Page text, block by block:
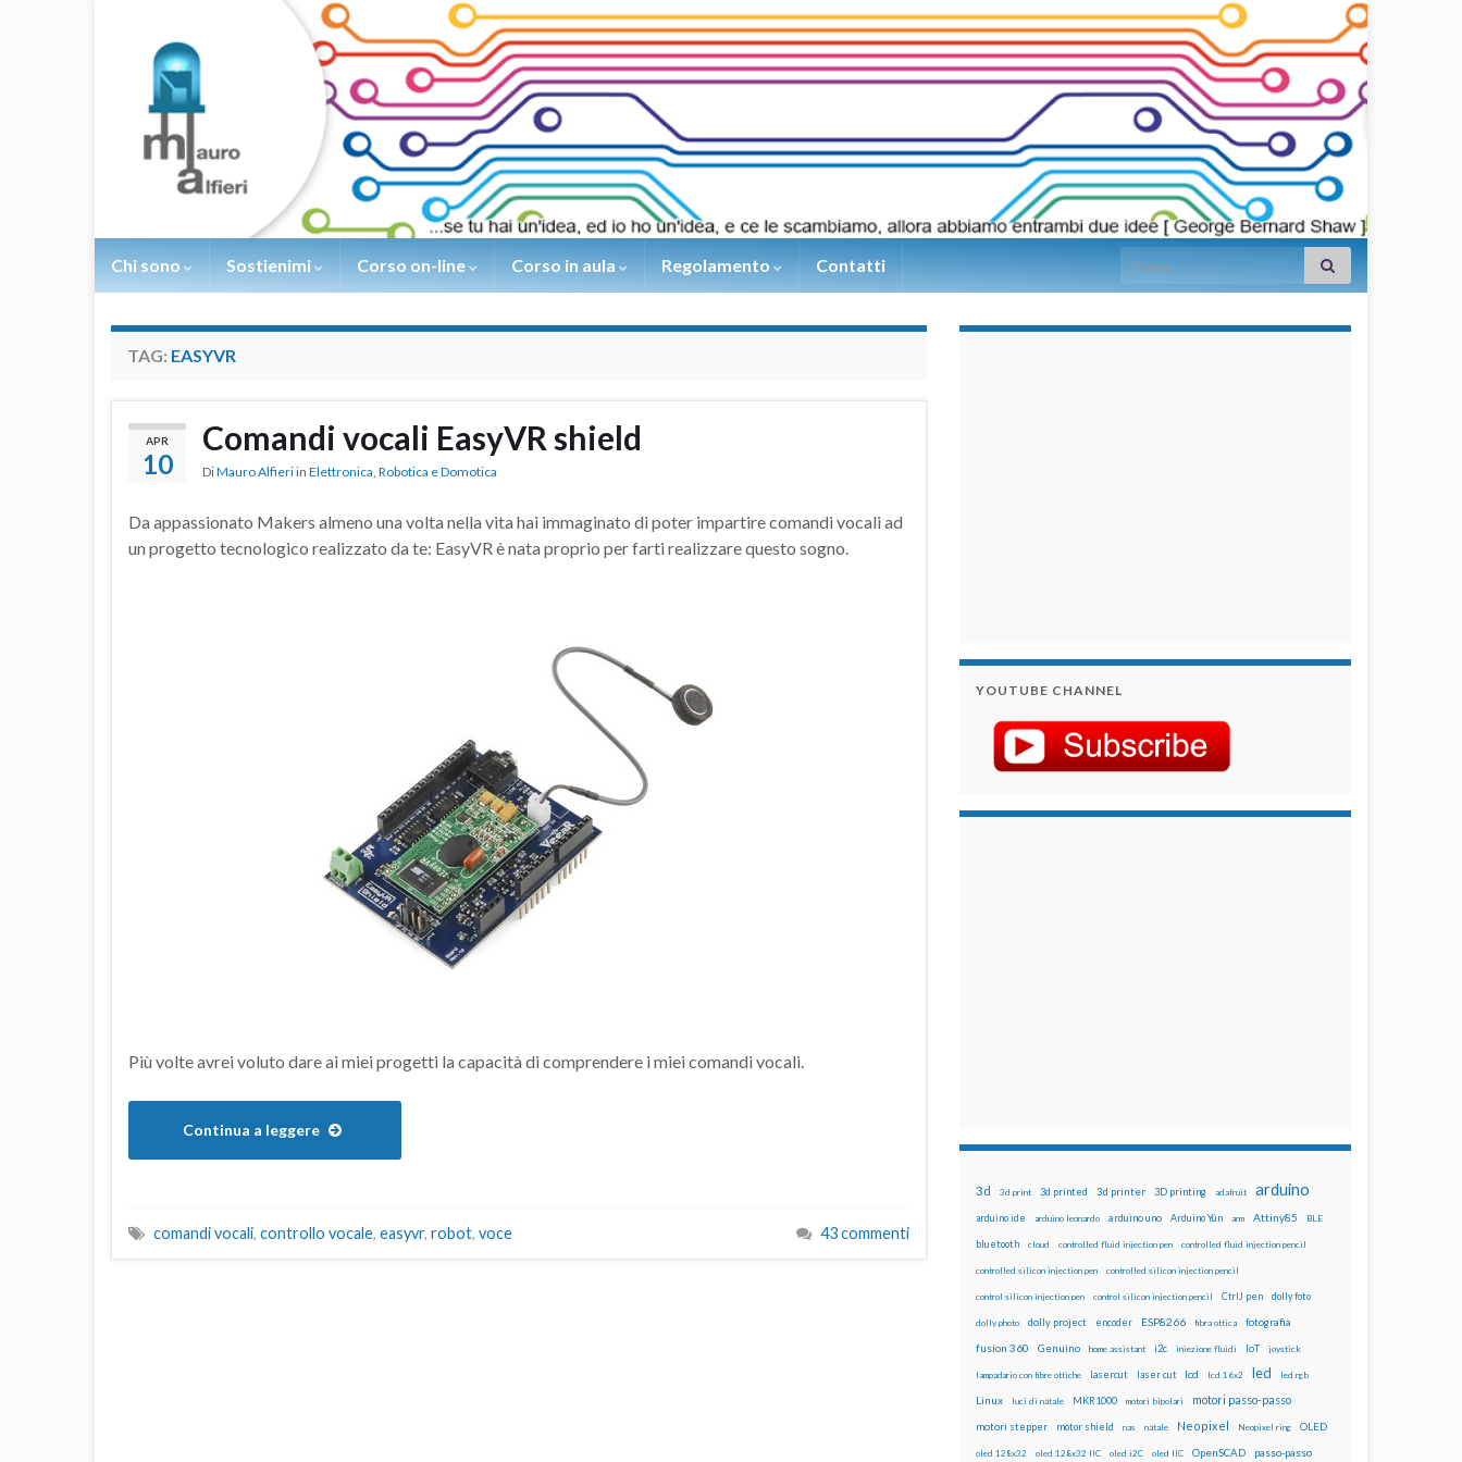
Chi sono Sostienimi Corso on-line Corso in aula Regolamento Contatti Search for:
TAG: EASYVR
APR
10
Comandi vocali EasyVR shield
DiMauro Alfieri in Elettronica, Robotica e Domotica
Da appassionato Makers almeno una volta nella vita hai immaginato di poter impartire comandi vocali ad
un progetto tecnologico realizzato da te: EasyVR è nata proprio per farti realizzare questo sogno.
Più volte avrei voluto dare ai miei progetti la capacità di comprendere i miei comandi vocali.
Continua a leggere
comandi vocali, controllo vocale, easyvr, robot, voce 43 commenti
YOUTUBE CHANNEL
3d 3d print 3d printed 3d printer 3D printing adafruit arduino
arduino ide arduino leonardo arduino uno Arduino Yún arm Attiny85 BLE
bluetooth cloud controlled fluid injection pen controlled fluid injection pencil
controlled silicon injection pen controlled silicon injection pencil
control silicon injection pen control silicon injection pencil CtrlJ pen dolly foto
dolly photo dolly project encoder ESP8266 fibra ottica fotografia
fusion 360 Genuino home assistant i2c iniezione fluidi IoT joystick
lampadario con fibre ottiche lasercut laser cut lcd lcd 16x2 led led rgb
Linux luci di natale MKR1000 motori bipolari motori passo-passo
motori stepper motor shield nas natale Neopixel Neopixel ring OLED
oled 128x32 oled 128x32 IIC oled i2C oled IIC OpenSCAD passo-passo